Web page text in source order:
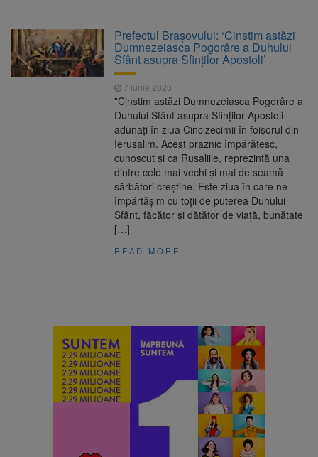
Prefectul Brașovului: ‘Cinstim astăzi
Dumnezeiasca Pogorâre a Duhului
Sfânt asupra Sfinţilor Apostoli’
7 iunie 2020
”Cinstim astăzi Dumnezeiasca Pogorâre a
Duhului Sfânt asupra Sfinţilor Apostoli
adunaţi în ziua Cincizecimii în foişorul din
Ierusalim. Acest praznic împărătesc,
cunoscut și ca Rusaliile, reprezintă una
dintre cele mai vechi și mai de seamă
sărbători creștine. Este ziua în care ne
împărtășim cu toții de puterea Duhului
Sfânt, făcător și dătător de viață, bunătate
[…]
READ MORE